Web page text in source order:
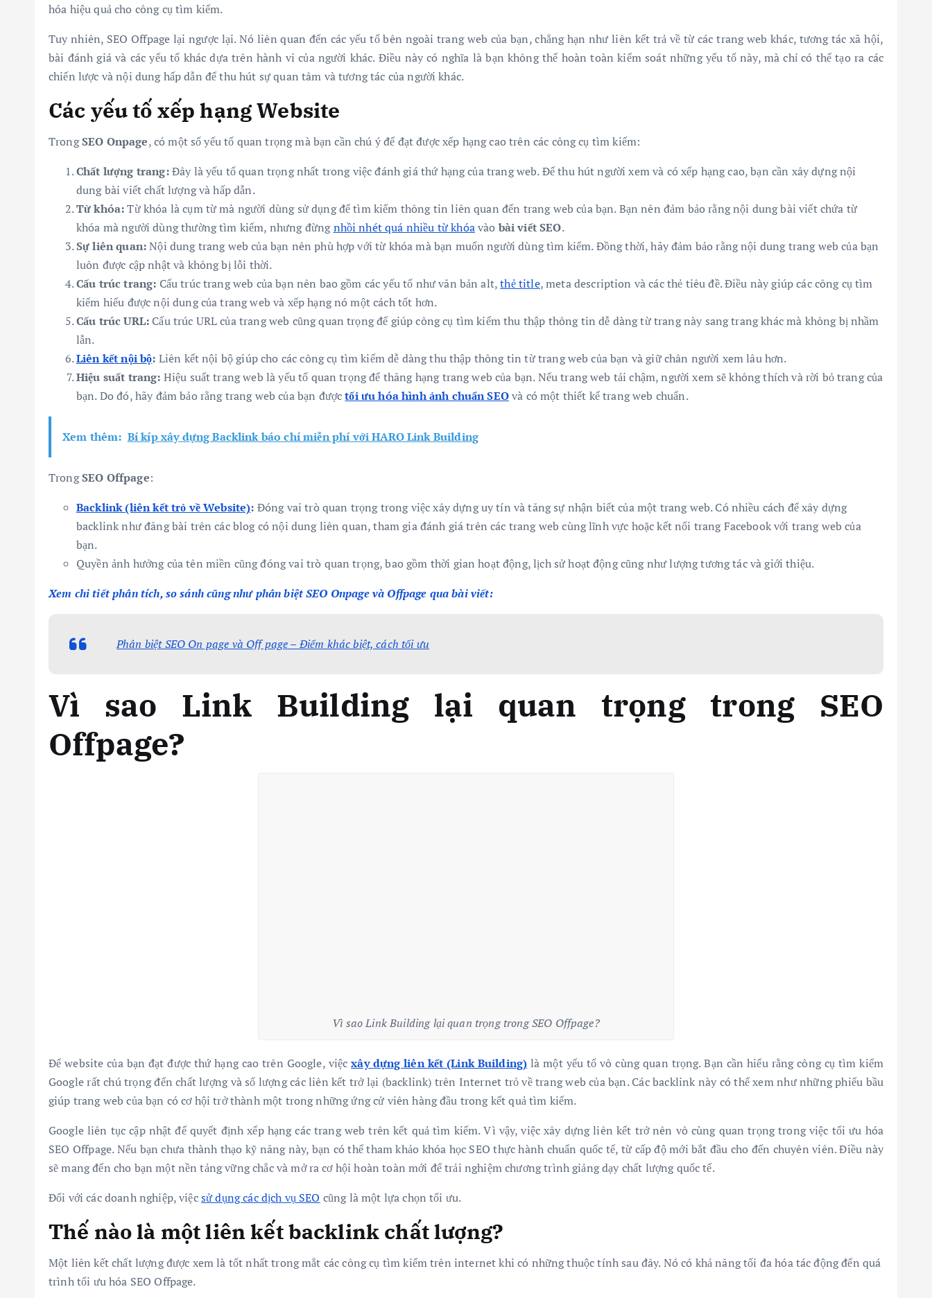
hóa hiệu quả cho công cụ tìm kiếm.
Tuy nhiên, SEO Offpage lại ngược lại. Nó liên quan đến các yếu tố bên ngoài trang web của bạn, chẳng hạn như liên kết trả về từ các trang web khác, tương tác xã hội,
bài đánh giá và các yếu tố khác dựa trên hành vi của người khác. Điều này có nghĩa là bạn không thể hoàn toàn kiểm soát những yếu tố này, mà chỉ có thể tạo ra các
chiến lược và nội dung hấp dẫn để thu hút sự quan tâm và tương tác của người khác.
Các yếu tố xếp hạng Website
TrongSEO Onpage, có một số yếu tố quan trọng mà bạn cần chú ý để đạt được xếp hạng cao trên các công cụ tìm kiếm:
Chất lượng trang:Đây là yếu tố quan trọng nhất trong việc đánh giá thứ hạng của trang web. Để thu hút người xem và có xếp hạng cao, bạn cần xây dựng nội
dung bài viết chất lượng và hấp dẫn.
Từ khóa:Từ khóa là cụm từ mà người dùng sử dụng để tìm kiếm thông tin liên quan đến trang web của bạn. Bạn nên đảm bảo rằng nội dung bài viết chứa từ
khóa mà người dùng thường tìm kiếm, nhưng đừngnhồi nhét quá nhiều từ khóavào bài viết SEO.
Sự liên quan:Nội dung trang web của bạn nên phù hợp với từ khóa mà bạn muốn người dùng tìm kiếm. Đồng thời, hãy đảm bảo rằng nội dung trang web của bạn
luôn được cập nhật và không bị lỗi thời.
Cấu trúc trang: Cấu trúc trang web của bạn nên bao gồm các yếu tố như văn bản alt,thẻ title, meta description và các thẻ tiêu đề. Điều này giúp các công cụ tìm
kiếm hiểu được nội dung của trang web và xếp hạng nó một cách tốt hơn.
Cấu trúc URL: Cấu trúc URL của trang web cũng quan trọng để giúp công cụ tìm kiếm thu thập thông tin dễ dàng từ trang này sang trang khác mà không bị nhầm
lẫn.
Liên kết nội bộ: Liên kết nội bộ giúp cho các công cụ tìm kiếm dễ dàng thu thập thông tin từ trang web của bạn và giữ chân người xem lâu hơn.
Hiệu suất trang: Hiệu suất trang web là yếu tố quan trọng để thăng hạng trang web của bạn. Nếu trang web tải chậm, người xem sẽ không thích và rời bỏ trang của
bạn. Do đó, hãy đảm bảo rằng trang web của bạn đượctối ưu hóa hình ảnh chuẩn SEOvà có một thiết kế trang web chuẩn.
Xem thêm: Bí kíp xây dựng Backlink báo chí miễn phí với HARO Link Building
TrongSEO Offpage:
Backlink (liên kết trỏ về Website): Đóng vai trò quan trọng trong việc xây dựng uy tín và tăng sự nhận biết của một trang web. Có nhiều cách để xây dựng
backlink như đăng bài trên các blog có nội dung liên quan, tham gia đánh giá trên các trang web cùng lĩnh vực hoặc kết nối trang Facebook với trang web của
bạn.
Quyền ảnh hưởng của tên miền cũng đóng vai trò quan trọng, bao gồm thời gian hoạt động, lịch sử hoạt động cũng như lượng tương tác và giới thiệu.
Xem chi tiết phân tích, so sánh cũng như phân biệt SEO Onpage và Offpage qua bài viết:
Phân biệt SEO On page và Off page – Điểm khác biệt, cách tối ưu
Vì sao Link Building lại quan trọng trong SEO
Offpage?
Vì sao Link Building lại quan trọng trong SEO Offpage?
Để website của bạn đạt được thứ hạng cao trên Google, việcxây dựng liên kết (Link Building) là một yếu tố vô cùng quan trọng. Bạn cần hiểu rằng công cụ tìm kiếm
Google rất chú trọng đến chất lượng và số lượng các liên kết trở lại (backlink) trên Internet trỏ về trang web của bạn. Các backlink này có thể xem như những phiếu bầu
giúp trang web của bạn có cơ hội trở thành một trong những ứng cử viên hàng đầu trong kết quả tìm kiếm.
Google liên tục cập nhật để quyết định xếp hạng các trang web trên kết quả tìm kiếm. Vì vậy, việc xây dựng liên kết trở nên vô cùng quan trọng trong việc tối ưu hóa
SEO Offpage. Nếu bạn chưa thành thạo kỹ năng này, bạn có thể tham khảo khóa học SEO thực hành chuẩn quốc tế, từ cấp độ mới bắt đầu cho đến chuyên viên. Điều này
sẽ mang đến cho bạn một nền tảng vững chắc và mở ra cơ hội hoàn toàn mới để trải nghiệm chương trình giảng dạy chất lượng quốc tế.
Đối với các doanh nghiệp, việcsử dụng các dịch vụ SEO cũng là một lựa chọn tối ưu.
Thế nào là một liên kết backlink chất lượng?
Một liên kết chất lượng được xem là tốt nhất trong mắt các công cụ tìm kiếm trên internet khi có những thuộc tính sau đây. Nó có khả năng tối đa hóa tác động đến quá
trình tối ưu hóa SEO Offpage.